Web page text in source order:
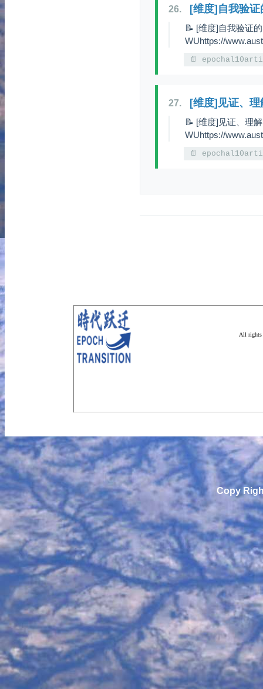
26. [维度]自我验证
📝 [维度]自我验证
WUhttps://
📄
27. [维度]见证、
📝 [维度]见证、理
WUhttps://
📄
Copy